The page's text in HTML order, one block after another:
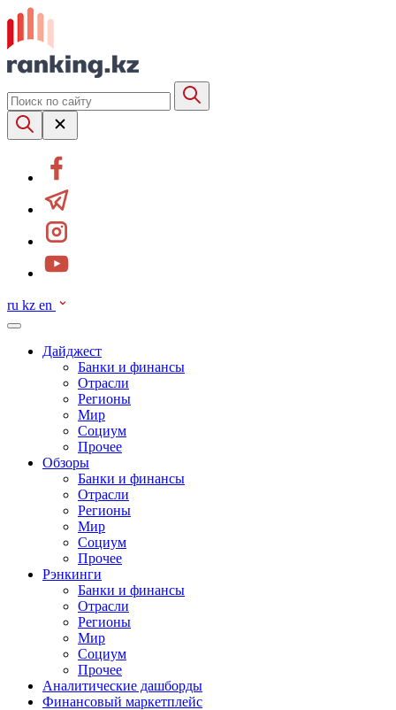
ru kz en
Дайджест
Банки и финансы
Отрасли
Регионы
Мир
Социум
Прочее
Обзоры
Банки и финансы
Отрасли
Регионы
Мир
Социум
Прочее
Рэнкинги
Банки и финансы
Отрасли
Регионы
Мир
Социум
Прочее
Аналитические дашборды
Финансовый маркетплейс